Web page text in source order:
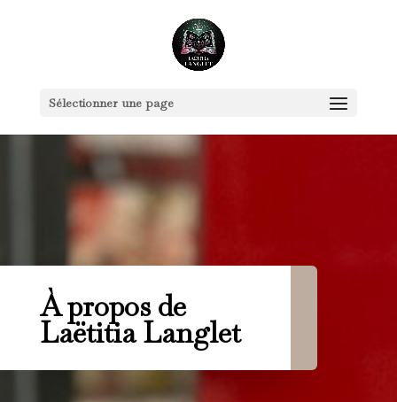
Sélectionner une page
À propos de
Laëtitia Langlet